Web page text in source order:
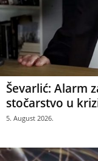
Ševarlić: Alarm
stočarstvo u
5. August 2026.